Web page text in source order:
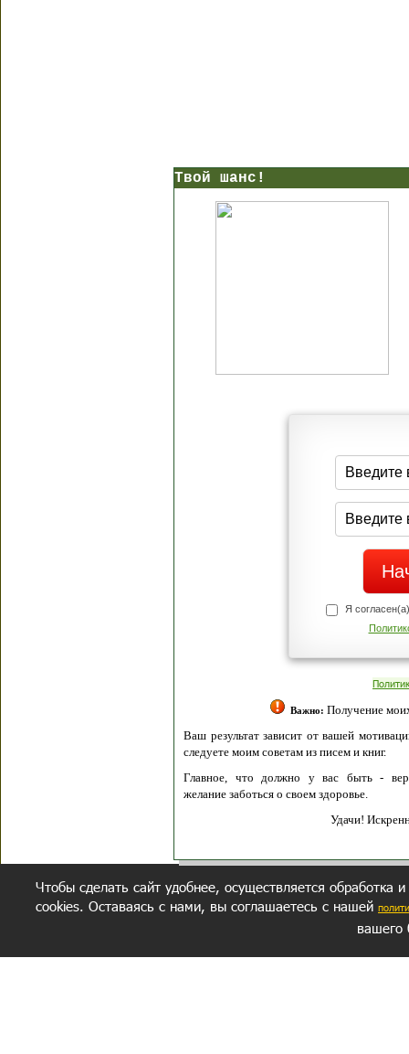
Твой шанс!
Я
Важно: Получение
Ваш результат зависит от вашей
следуете моим советам из писем и книг.
Главное, что должно у вас быть -
желание заботься о своем здоровье.
Удачи!
Чтобы сделать сайт удобнее, осуществляется обработка
cookies. Оставаясь с нами, вы соглашаетесь с нашей
вашего